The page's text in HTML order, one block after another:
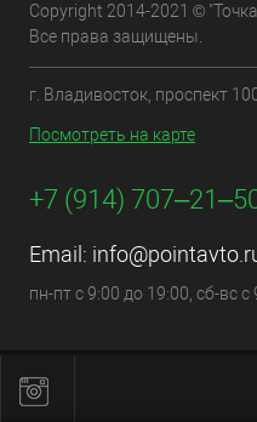
Copyright 2014-2021 ©
Все права защищены.
г. Владивосток, проспект
Посмотреть на карте
+7 (914)
Email:
пн-пт с 9:00 до 19:00, сб-вс с